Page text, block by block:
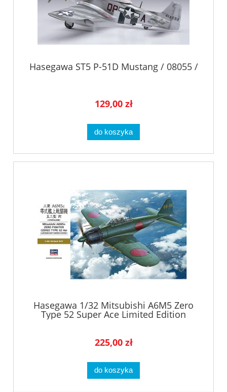
Hasegawa ST5 P-51D Mustang / 08055 /
129,00 zł
do koszyka
Hasegawa 1/32 Mitsubishi A6M5 Zero
Type 52 Super Ace Limited Edition
225,00 zł
do koszyka